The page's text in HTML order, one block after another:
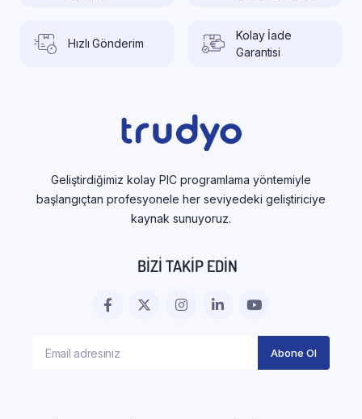
Hızlı Gönderim
Kolay İade
Garantisi
Geliştirdiğimiz kolay PIC programlama yöntemiyle
başlangıçtan profesyonele her seviyedeki geliştiriciye
kaynak sunuyoruz.
BIZI TAKIP EDIN